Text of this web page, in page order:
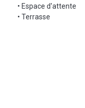
• Espace d'attente
• Terrasse